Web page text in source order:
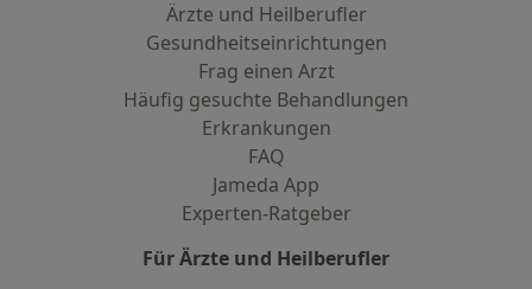
Ärzte und Heilberufler
Gesundheitseinrichtungen
Frag einen Arzt
Häufig gesuchte Behandlungen
Erkrankungen
FAQ
Jameda App
Experten-Ratgeber
Für Ärzte und Heilberufler